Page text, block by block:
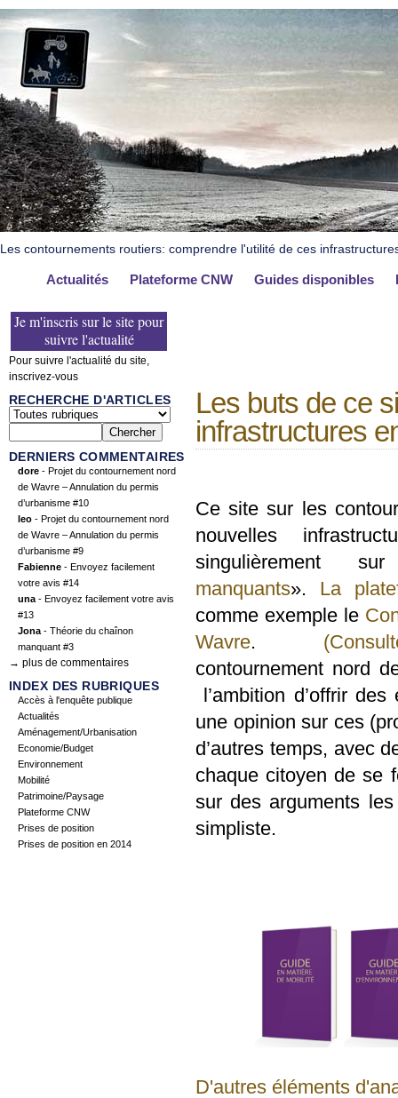
Les contournements routiers: comprendre l'utilité de ces
Actualités Plateforme CNW Guides disponibles
Je m'inscris sur le site pour
suivre l'actualité
Pour suivre l'actualité du site,
inscrivez-vous
RECHERCHE D'ARTICLES
DERNIERS COMMENTAIRES
dore - Projet du contournement nord
de Wavre – Annulation du permis
d’urbanisme #10
leo - Projet du contournement nord
de Wavre – Annulation du permis
d’urbanisme #9
Fabienne - Envoyez facilement
votre avis #14
una - Envoyez facilement votre avis
#13
Jona - Théorie du chaînon
manquant #3
→ plus de commentaires
INDEX DES RUBRIQUES
Accès à l'enquête publique
Actualités
Aménagement/Urbanisation
Economie/Budget
Environnement
Mobilité
Patrimoine/Paysage
Plateforme CNW
Prises de position
Prises de position en 2014
Les buts de ce
infrastructures
Ce site sur les
nouvelles
singulièrement
manquants». La
comme exemple le
Wavre.
contournement nord
l’ambition d’offrir
une opinion sur ces
d’autres temps, avec
chaque citoyen de se
sur des arguments
simpliste.
D'autres éléments